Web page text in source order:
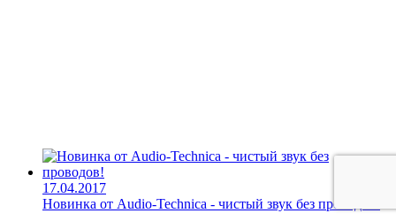
17.04.2017
Новинка от Audio-Technica - чистый звук без проводов!